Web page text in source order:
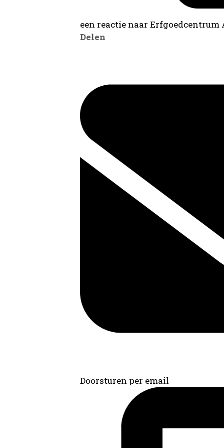
een reactie naar
Delen
Doorsturen per email